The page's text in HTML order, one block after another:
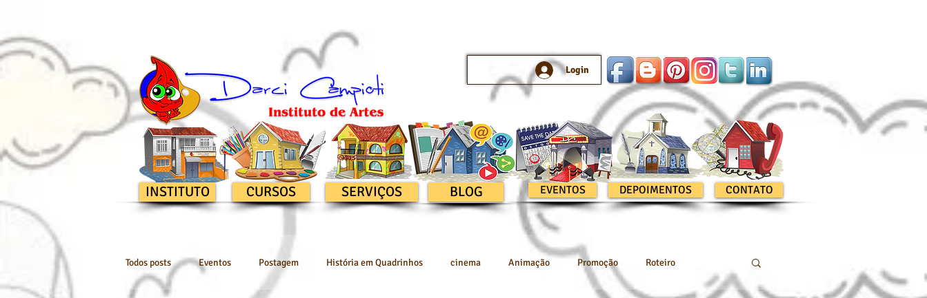
Login
INSTITUTO CURSOS SERVIÇOS BLOG EVENTOS DEPOIMENTOS CONTATO
Todos posts Eventos Postagem História em Quadrinhos cinema Animação Promoção Roteiro